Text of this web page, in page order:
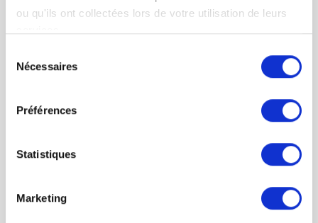
ou qu'ils ont collectées lors de votre utilisation de leurs
Nécessaires
Préférences
Statistiques
Marketing
les entreprises sur des stratégies fiscales
efficaces. Ils peuvent aider les entreprises à
tout en respectant la législation en vigueur. Leur
objectif est d’aider les entreprises à minimiser
Dans un environnement fiscal complexe et en
spécialisé en droit fiscal est devenue essentielle
pour les entreprises cherchant à se conformer
offrent bien plus qu’une simple assistance fiscale